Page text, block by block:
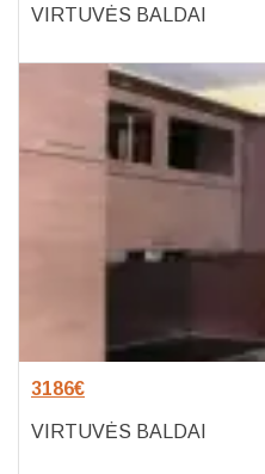
VIRTUVĖS BALDAI
3186€
VIRTUVĖS BALDAI